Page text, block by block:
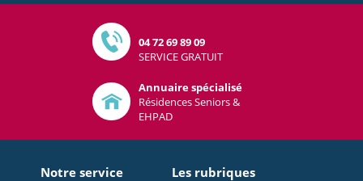
Notre service Les rubriques
04 72 69 89 09
SERVICE GRATUIT
Annuaire spécialisé
Résidences Seniors &
EHPAD